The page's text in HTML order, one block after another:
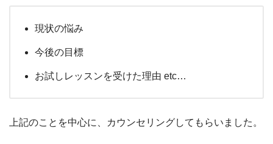
現状の悩み
今後の目標
お試しレッスンを受けた理由 etc…
上記のことを中心に、カウンセリングしてもらいました。